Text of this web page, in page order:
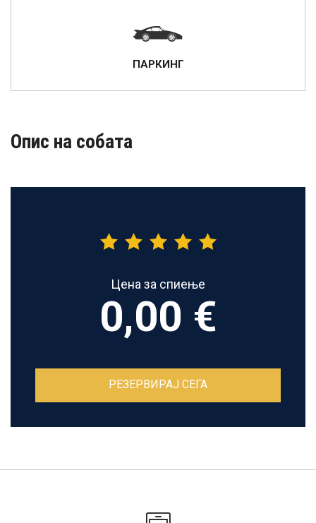
ПАРКИНГ
Опис на собата
Цена за спиење
0,00 €
РЕЗЕРВИРАЈ СЕГА